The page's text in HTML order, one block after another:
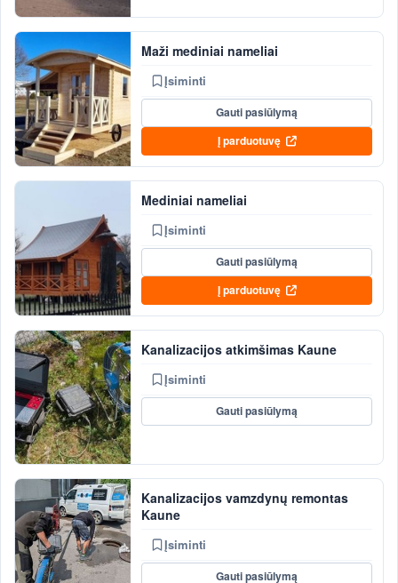
Maži mediniai nameliai
Įsiminti
Gauti pasiūlymą
Į parduotuvę
Mediniai nameliai
Įsiminti
Gauti pasiūlymą
Į parduotuvę
Kanalizacijos atkimšimas Kaune
Įsiminti
Gauti pasiūlymą
Kanalizacijos vamzdynų remontas
Kaune
Įsiminti
Gauti pasiūlymą